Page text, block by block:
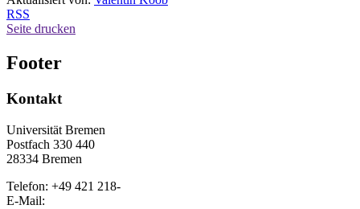
RSS
Seite drucken
Footer
Kontakt
Universität Bremen
Postfach 330 440
28334 Bremen
Telefon: +49 421 218-
E-Mail: